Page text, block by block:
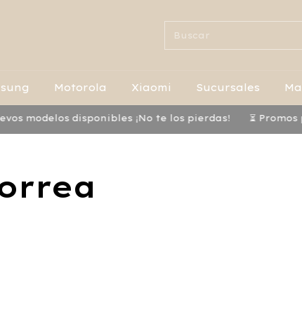
Motorola Xiaomi Sucursales
disponibles ¡No te los pierdas! ⏳ Promos por